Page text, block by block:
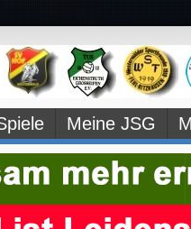
Meine JSG